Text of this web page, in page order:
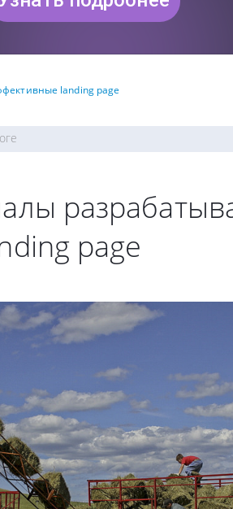
landing page
page